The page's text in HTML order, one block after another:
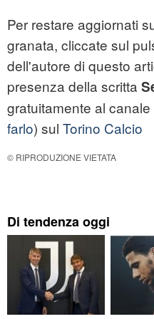
Per restare aggiornati
granata, cliccate sul
dell'autore di questo
presenza della scritta
gratuitamente al
farlo) sul Torino Calcio
© RIPRODUZIONE VIETATA
Di tendenza oggi